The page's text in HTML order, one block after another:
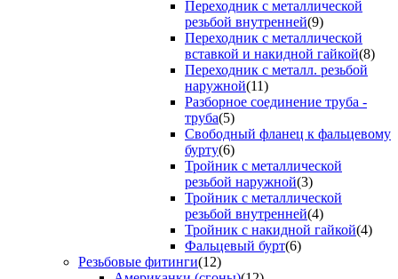
Переходник с металлической
резьбой внутренней(9)
Переходник с металлической
вставкой и накидной гайкой(8)
Переходник с металл. резьбой
наружной(11)
Разборное соединение труба -
труба(5)
Свободный фланец к фальцевому
бурту(6)
Тройник с металлической
резьбой наружной(3)
Тройник с металлической
резьбой внутренней(4)
Тройник с накидной гайкой(4)
Фальцевый бурт(6)
Резьбовые фитинги(12)